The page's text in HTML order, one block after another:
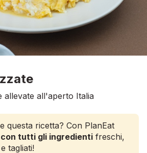
allevate all'aperto Italia
questa ricetta? Con PlanEat
tutti gli ingredienti freschi,
tagliati!